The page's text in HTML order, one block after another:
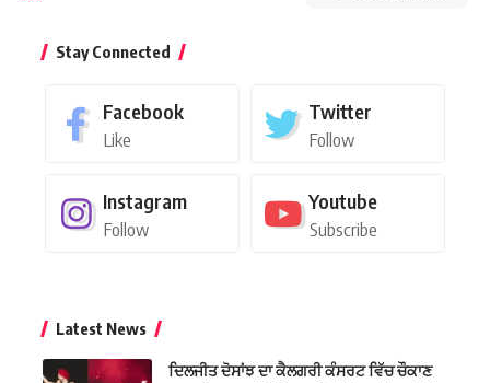
Stay Connected
Facebook
Like
Twitter
Follow
Instagram
Follow
Youtube
Subscribe
Latest News
ਦਿਲਜੀਤ ਦੋਸਾਂਝ ਦਾ ਕੈਲਗਰੀ ਕੰਸਰਟ ਵਿੱਚ ਚੌਕਾਣ